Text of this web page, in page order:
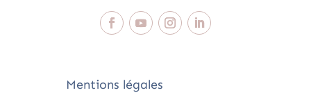
Mentions légales